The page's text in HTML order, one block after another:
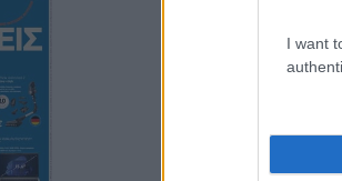
I want